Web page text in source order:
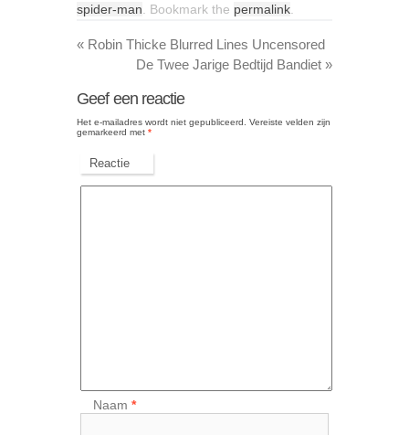
spider-man . Bookmark the permalink
« Robin Thicke Blurred Lines Uncensored
De Twee Jarige Bedtijd Bandiet »
Geef een reactie
Het e-mailadres wordt niet gepubliceerd.
Vereiste velden zijn
gemarkeerd met *
Reactie
Naam*